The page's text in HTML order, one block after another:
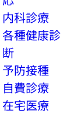
内科診療
各種健康診
断
予防接種
自費診療
在宅医療